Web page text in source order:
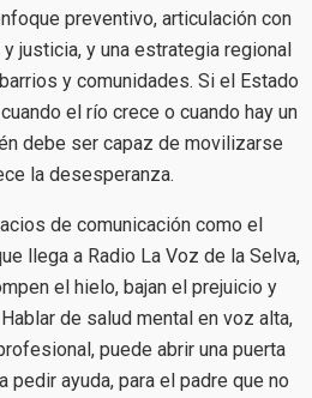
preventivo, articulación con
justicia, y una estrategia regional
y comunidades. Si el Estado
el río crece o cuando hay un
debe ser capaz de movilizarse
la desesperanza.
de comunicación como el
llega a Radio La Voz de la Selva,
el hielo, bajan el prejuicio y
de salud mental en voz alta,
puede abrir una puerta
pedir ayuda, para el padre que no